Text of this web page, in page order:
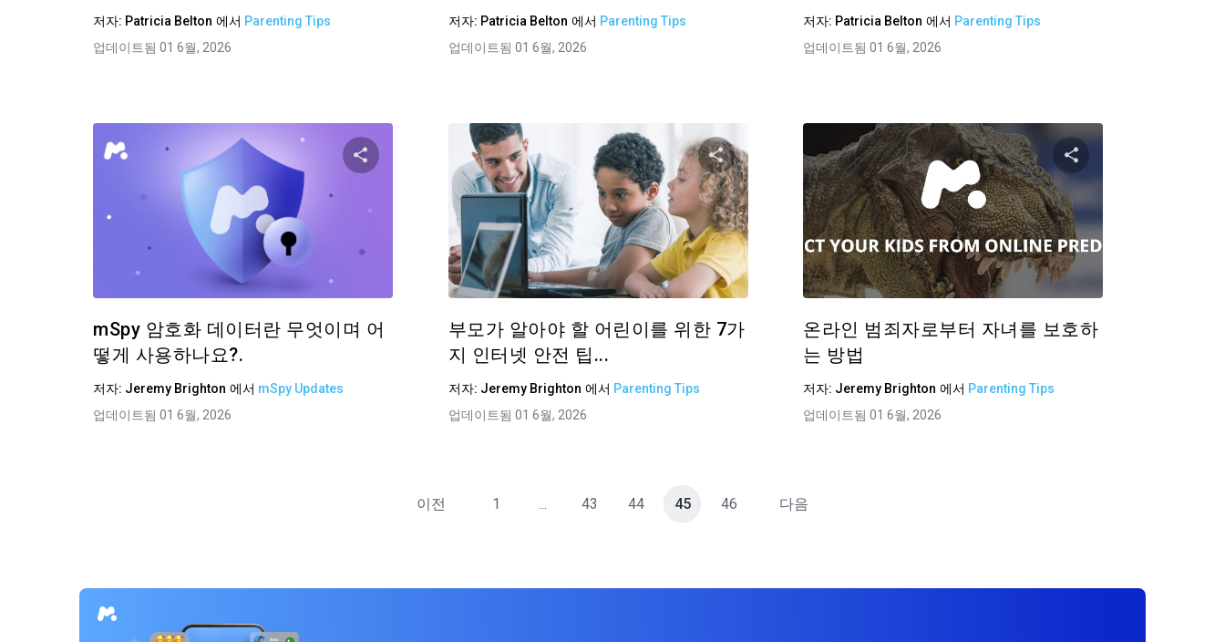
저자: Patricia Belton 에서 Parenting Tips
업데이트됨 01 6월, 2026
저자: Patricia Belton 에서 Parenting Tips
업데이트됨 01 6월, 2026
저자: Patricia Belton 에서 Parenting Tips
업데이트됨 01 6월, 2026
이 기사 공유하기
Facebook 링크 복사
mSpy 암호화 데이터란 무엇이며 어
떻게 사용하나요?.
저자: Jeremy Brighton 에서 mSpy Updates
업데이트됨 01 6월, 2026
이 기사 공유하기
트위터 Facebook 링크 복사
부모가 알아야 할 어린이를 위한 7가
지 인터넷 안전 팁...
저자: Jeremy Brighton 에서 Parenting Tips
업데이트됨 01 6월, 2026
이 기사 공유하
온라인 범죄자로부터 자녀를 보호하
는 방법
저자: Jeremy Brighton 에서 Parenting Tips
업데이트됨 01 6월, 2026
이전 1 ... 43 44 45 46 다음